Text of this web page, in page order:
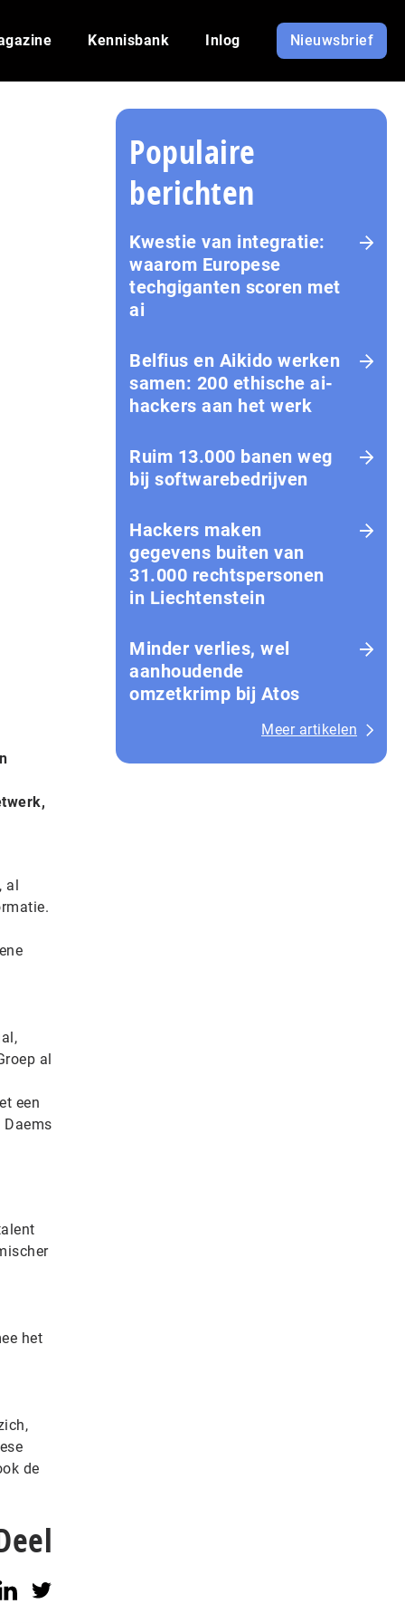
Kennisbank Inlog Nieuwsbrief
al
al
een
Daems
het
de
Populaire
berichten
Kwestie van integratie:
waarom Europese
techgiganten scoren met
ai
Belfius en Aikido werken
samen: 200 ethische ai-
hackers aan het werk
Ruim 13.000 banen weg
bij softwarebedrijven
Hackers maken
gegevens buiten van
31.000 rechtspersonen
in Liechtenstein
Minder verlies, wel
aanhoudende
omzetkrimp bij Atos
Meer artikelen